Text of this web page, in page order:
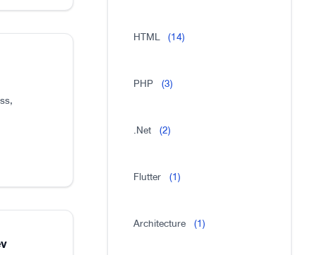
HTML (14)
PHP (3)
.Net (2)
Flutter (1)
Architecture (1)